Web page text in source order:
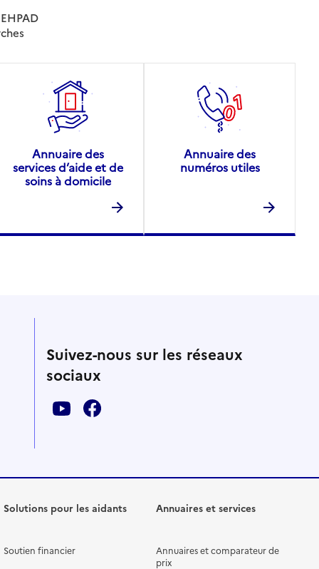
Annuaire des
services d’aide et de
soins à domicile
Annuaire des
numéros utiles
Suivez-nous sur les réseaux
sociaux
Solutions pour les aidants
Soutien financier
Annuaires et services
Annuaires et comparateur de
prix